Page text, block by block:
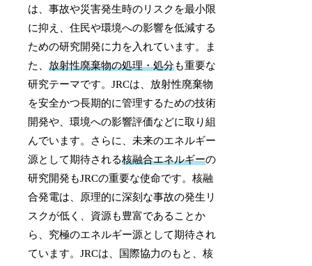
は、事故や災害発生時のリスクを最小限
に抑え、住民や環境への影響を低減する
ための研究開発に力を入れています。ま
た、放射性廃棄物の処理・処分も重要な
研究テーマです。JRCは、放射性廃棄物
を安全かつ長期的に管理するための技術
開発や、環境への影響評価などに取り組
んでいます。さらに、未来のエネルギー
源として期待される核融合エネルギーの
研究開発もJRCの重要な使命です。核融
合発電は、原理的に深刻な事故の発生リ
スクが低く、資源も豊富であることか
ら、究極のエネルギー源として期待され
ています。JRCは、国際協力のもと、核